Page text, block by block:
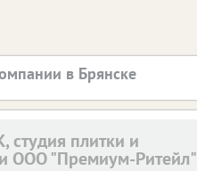
в Брянске
студия плитки и
ООО "Премиум-Ритейл"